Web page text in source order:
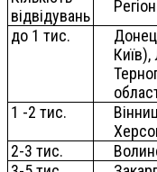
відвідувань
до 1 тис.
Київ),
1 -2 тис.
2-3 тис.